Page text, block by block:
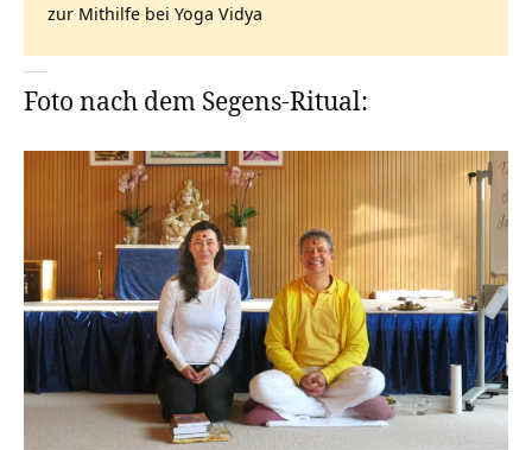
zur Mithilfe bei Yoga Vidya
—–
Foto nach dem Segens-Ritual: